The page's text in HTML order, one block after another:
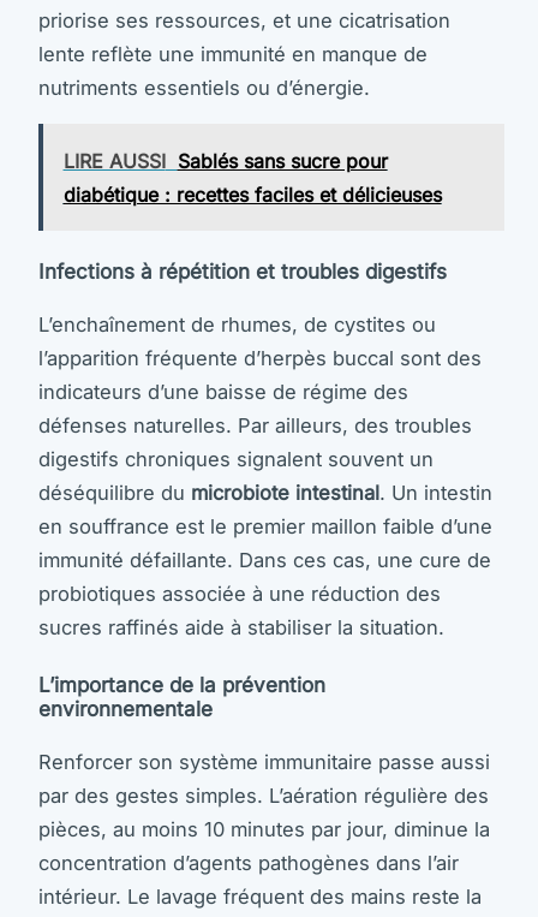
priorise ses ressources, et une cicatrisation
lente reflète une immunité en manque de
nutriments essentiels ou d’énergie.
LIRE AUSSI Sablés sans sucre pour
diabétique : recettes faciles et délicieuses
Infections à répétition et troubles digestifs
L’enchaînement de rhumes, de cystites ou
l’apparition fréquente d’herpès buccal sont des
indicateurs d’une baisse de régime des
défenses naturelles. Par ailleurs, des troubles
digestifs chroniques signalent souvent un
déséquilibre du microbiote intestinal. Un intestin
en souffrance est le premier maillon faible d’une
immunité défaillante. Dans ces cas, une cure de
probiotiques associée à une réduction des
sucres raffinés aide à stabiliser la situation.
L’importance de la prévention
environnementale
Renforcer son système immunitaire passe aussi
par des gestes simples. L’aération régulière des
pièces, au moins 10 minutes par jour, diminue la
concentration d’agents pathogènes dans l’air
intérieur. Le lavage fréquent des mains reste la